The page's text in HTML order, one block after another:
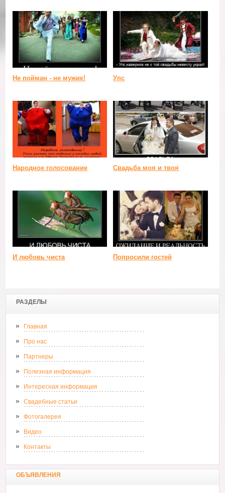
РАЗДЕЛЫ
Главная
Про нас
Партнеры
Полезная информация
Интересная информация
Свадебные статьи
Фотогалерея
Видео
Контакты
ОБЪЯВЛЕНИЯ
Не пойман - не мужик! Упс
Народное голосование Свадьба моя и твоя
И любовь чиста Попросили гостей